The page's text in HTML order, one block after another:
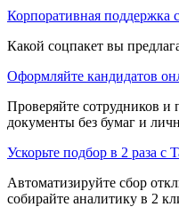
Корпоративная поддержка
Какой соцпакет вы
Оформляйте кандидатов
Проверяйте сотрудников и
документы без бумаг и
Ускорьте подбор в 2 раза с
Автоматизируйте сбор
собирайте аналитику в 2